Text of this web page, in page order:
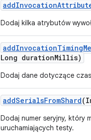
addInvocation
Dodaj kilka atrybutów
addInvocationTiming
Long durationMillis)
Dodaj dane dotyczące
addSerialsFromShard
Dodaj numer seryjny, który
uruchamiających testy.